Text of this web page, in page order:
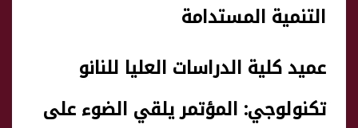
التنمية المستدامة
عميد كلية الدراسات العليا للنانو
تكنولوجي: المؤتمر يلقي الضوء على